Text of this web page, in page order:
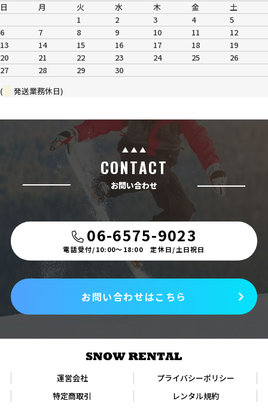
日
月 火 水 木 金
土
1
2 3 4
5
6
7 8 9 10 11
12
13
14 15 16 17 18
19
20
21 22 23 24 25
26
27
28 29
30
(
発送業務休日)
CONTACT
お問い合わせ
06-6575-9023
電話受付/10:00〜18:00 定休日/土日祝日
お問い合わせはこちら
運営会社
プライバシーポリシー
特定商取引
レンタル規約